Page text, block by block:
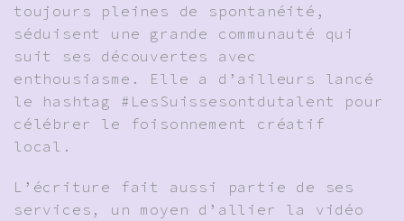
toujours pleines de spontanéité,
séduisent une grande communauté qui
suit ses découvertes avec
enthousiasme. Elle a d’ailleurs lancé
le hashtag #LesSuissesontdutalent pour
célébrer le foisonnement créatif
local.
L’écriture fait aussi partie de ses
services, un moyen d’allier la vidéo